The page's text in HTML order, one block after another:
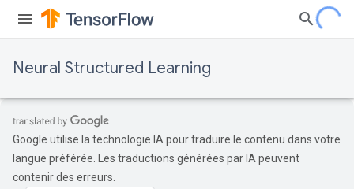
Neural Structured Learning
Google utilise la technologie IA pour traduire le contenu dans votre
langue préférée. Les traductions générées par IA peuvent
contenir des erreurs.